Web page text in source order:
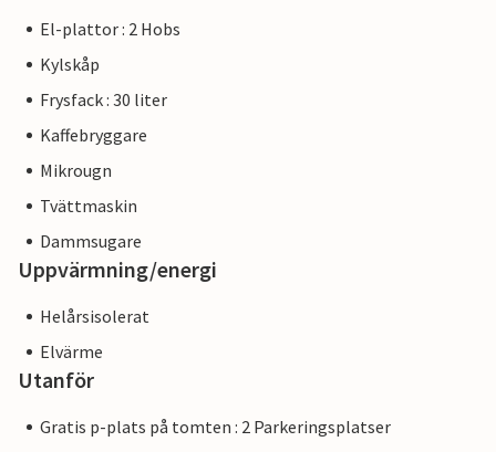
El-plattor : 2 Hobs
Kylskåp
Frysfack : 30 liter
Kaffebryggare
Mikrougn
Tvättmaskin
Dammsugare
Uppvärmning/energi
Helårsisolerat
Elvärme
Utanför
Gratis p-plats på tomten : 2 Parkeringsplatser